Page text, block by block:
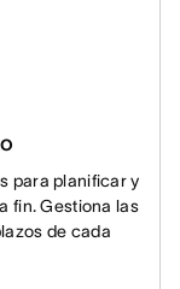
para planificar y
fin. Gestiona las
de cada